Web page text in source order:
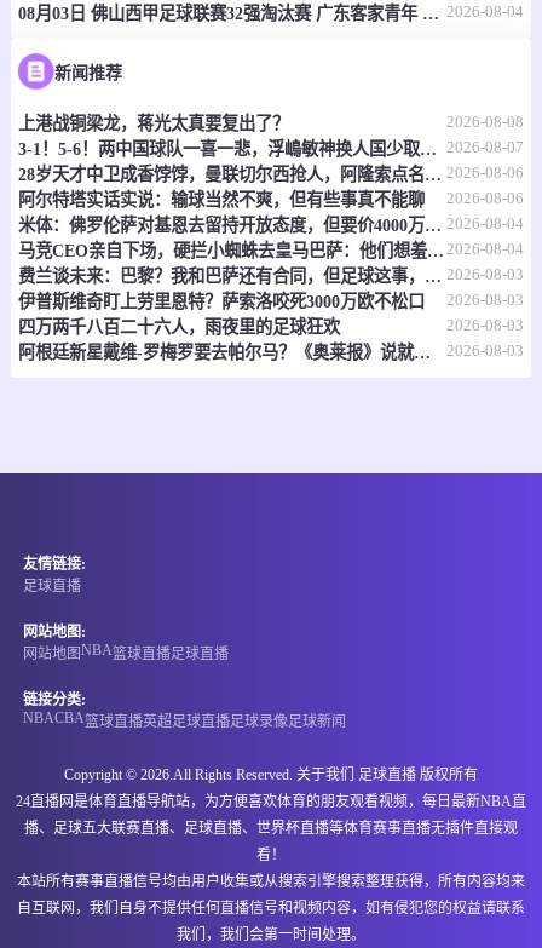
中乙 08-09 17:30 直播中
大连可为
情报
乌克超 08-09 18:00 即将开始
柔亚 0 - 0 克里夫巴斯
情报
中甲 08-09 18:00 即将开始
长崎成功丸
-
情报
08-09 18:15
马斯特里赫特 0 - 0 乌德勒支青年队
08月03日 佛山西甲足球联赛32强淘汰赛 广东客家青年 VS 广州英华思力U17 全场录像 2026-08-04
新闻推荐
上港战铜梁龙，蒋光太真要复出了？ 2026-08-08
3-1！5-6！两中国球队一喜一悲，浮嶋敏神换人国少取胜，上海惜败 2026-08-07
28岁天才中卫成香饽饽，曼联切尔西抢人，阿隆索点名要买 2026-08-06
阿尔特塔实话实说：输球当然不爽，但有些事真不能聊 2026-08-06
米体：佛罗伦萨对基恩去留持开放态度，但要价4000万欧元起步 2026-08-04
马竞CEO亲自下场，硬拦小蜘蛛去皇马巴萨：他们想羞辱我们！ 2026-08-04
费兰谈未来：巴黎？我和巴萨还有合同，但足球这事，谁说得准呢 2026-08-03
伊普斯维奇盯上劳里恩特？萨索洛咬死3000万欧不松口 2026-08-03
四万两千八百二十六人，雨夜里的足球狂欢 2026-08-03
阿根廷新星戴维-罗梅罗要去帕尔马？《奥莱报》说就差临门一脚了 2026-08-03
友情链接:
足球直播
网站地图:
网站地图NBA篮球直播足球直播
链接分类:
NBACBA篮球直播英超 足球直播足球录像 足球新闻
Copyright © 2026.All Rights Reserved. 关于我们 足球直播 版权所有
24直播网是体育直播导航站，为方便喜欢体育的朋友观看视频，每日最新NBA直
播、足球五大联赛直播、足球直播、世界杯直播等体育赛事直播无插件直接观
看！
本站所有赛事直播信号均由用户收集或从搜索引擎搜索整理获得，所有内容均来
自互联网，我们自身不提供任何直播信号和视频内容，如有侵犯您的权益请联系
我们，我们会第一时间处理。